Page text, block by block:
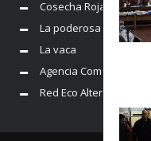
Cosecha Roja
La poderosa
La vaca
Agencia Comunica
Red Eco Alternativo